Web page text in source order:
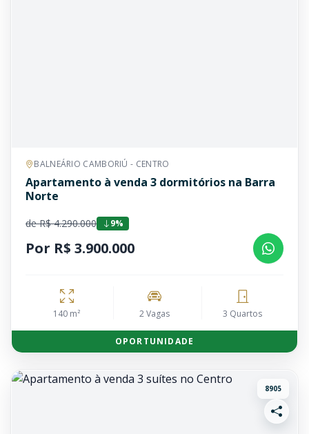
BALNEÁRIO CAMBORIÚ - CENTRO
Apartamento à venda 3 dormitórios na Barra
Norte
de R$ 4.290.000 9%
Por R$ 3.900.000
140 m² 2 Vagas 3 Quartos
OPORTUNIDADE
8905